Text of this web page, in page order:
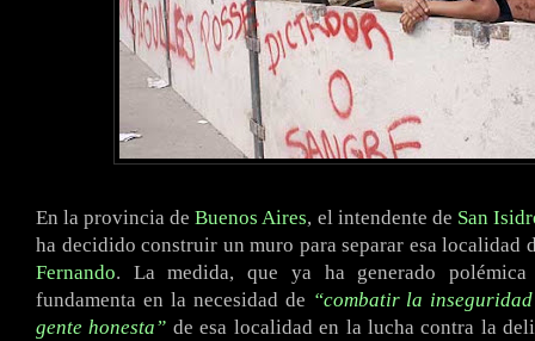
En la provincia deBuenos Aires, el intendente de San
ha decidido construir un muro para separar esa localidad
Fernando. La medida, que ya ha generado polémica
fundamenta en la necesidad de “combatir la
gente honesta” de esa localidad en la lucha contra la